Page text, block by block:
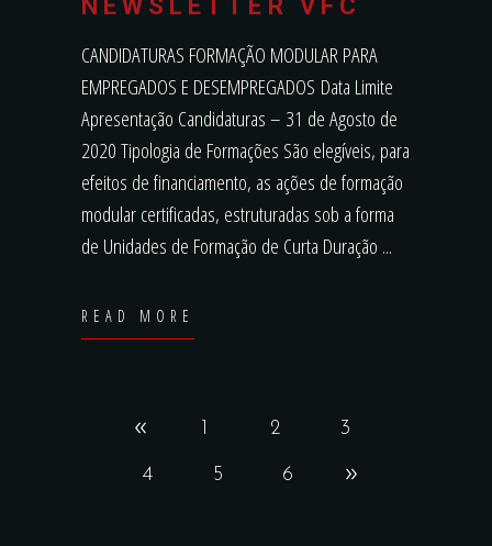
NEWSLETTER VFC
CANDIDATURAS FORMAÇÃO MODULAR PARA
EMPREGADOS E DESEMPREGADOS Data Limite
Apresentação Candidaturas – 31 de Agosto de
2020 Tipologia de Formações São elegíveis, para
efeitos de financiamento, as ações de formação
modular certificadas, estruturadas sob a forma
de Unidades de Formação de Curta Duração
READ MORE
1 2 3
4 5 6